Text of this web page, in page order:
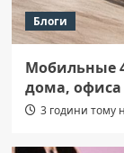
Блоги
Мобильные
дома, офиса
3 години тому